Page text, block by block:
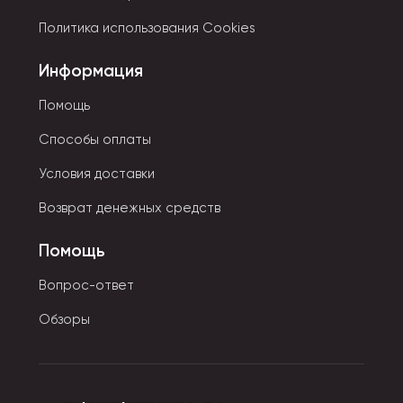
подростков по дизайнерскому исполнению могут
фотооткрытки с изображением известной личности,
По технике исполнения открытки бывают объемные,
Политика использования Cookies
Информация
Помощь
Способы оплаты
Условия доставки
Возврат денежных средств
Помощь
Вопрос-ответ
Обзоры